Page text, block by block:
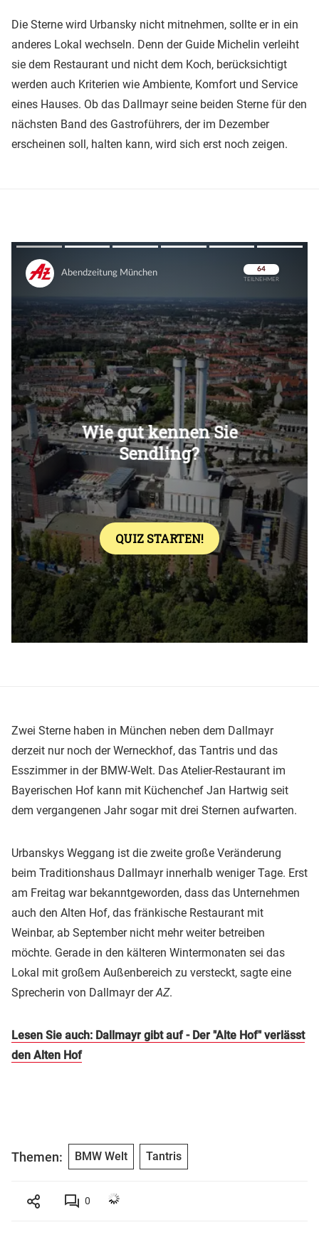
Die Sterne wird Urbansky nicht mitnehmen, sollte er in ein
anderes Lokal wechseln. Denn der Guide Michelin verleiht
sie dem Restaurant und nicht dem Koch, berücksichtigt
werden auch Kriterien wie Ambiente, Komfort und Service
eines Hauses. Ob das Dallmayr seine beiden Sterne für den
nächsten Band des Gastroführers, der im Dezember
erscheinen soll, halten kann, wird sich erst noch zeigen.
Überspringen
Überspringen
Zwei Sterne haben in München neben dem Dallmayr
derzeit nur noch der Werneckhof, das Tantris und das
Esszimmer in der BMW-Welt. Das Atelier-Restaurant im
Bayerischen Hof kann mit Küchenchef Jan Hartwig seit
dem vergangenen Jahr sogar mit drei Sternen aufwarten.
Urbanskys Weggang ist die zweite große Veränderung
beim Traditionshaus Dallmayr innerhalb weniger Tage. Erst
am Freitag war bekanntgeworden, dass das Unternehmen
auch den Alten Hof, das fränkische Restaurant mit
Weinbar, ab September nicht mehr weiter betreiben
möchte. Gerade in den kälteren Wintermonaten sei das
Lokal mit großem Außenbereich zu versteckt, sagte eine
Sprecherin von Dallmayr derAZ.
Lesen Sie auch: Dallmayr gibt auf - Der "Alte Hof" verlässt
den Alten Hof
Themen: BMW Welt Tantris
0